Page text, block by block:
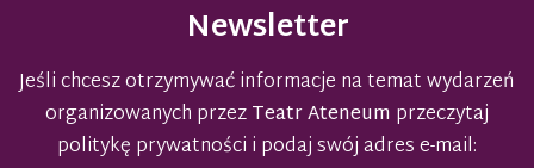
Newsletter
Jeśli chcesz otrzymywać informacje na temat wydarzeń
organizowanych przezTeatr Ateneum przeczytaj
politykę prywatności i podaj swój adres e-mail: